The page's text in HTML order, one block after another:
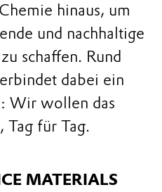
hinaus, um
und nachhaltige
schaffen. Rund
dabei ein
Wir wollen das
Tag für Tag.
MATERIALS